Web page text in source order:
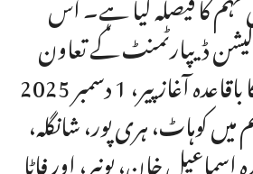
ڈیپارٹمنٹ کے تعاون
سے ان سیمینارز کا باقاعدہ آغاز پیر، 1 دسمبر 2025
کوہاٹ، ہری پور، شانگلہ،
خان، بونیر، اور فاٹا